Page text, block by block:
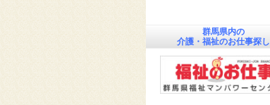
群馬県内の
介護・福祉のお仕事探し